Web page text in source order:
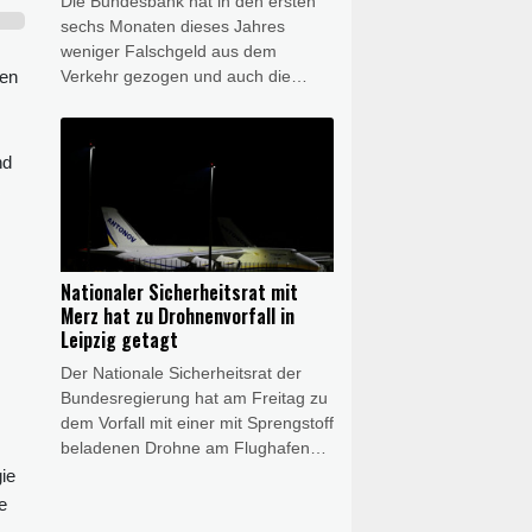
sechs Monaten dieses Jahres
weniger Falschgeld aus dem
Verkehr gezogen und auch die
wurden rund 30.000 falsche
Banknoten im Wert von insgesamt
1,75 Millionen Euro, wie die
Das waren 4,3 Prozent weniger als
im zweiten Halbjahr 2025. Die
Schadenssumme sank um fünf
Prozent.
Nationaler Sicherheitsrat mit
Merz hat zu Drohnenvorfall in
Leipzig getagt
Der Nationale Sicherheitsrat der
Bundesregierung hat am Freitag zu
dem Vorfall mit einer mit Sprengstoff
beladenen Drohne am Flughafen